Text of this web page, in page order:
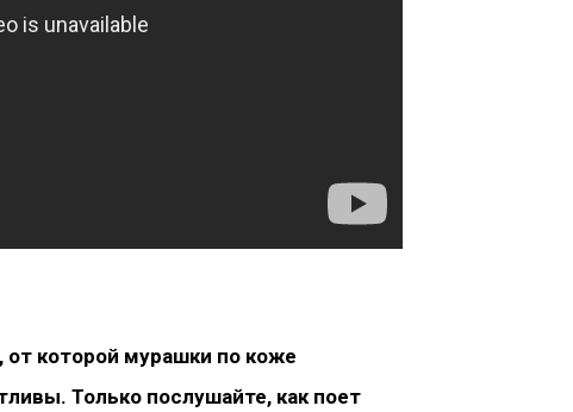
которой мурашки по коже
Только послушайте, как поет